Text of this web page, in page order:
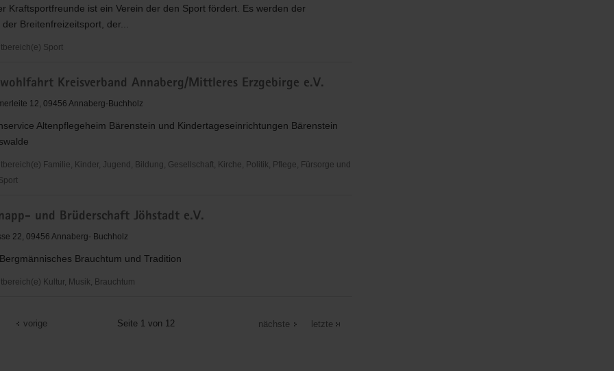
Kraftsportfreunde ist ein Verein der den Sport fördert. Es werden der
Breitenfreizeitsport, der...
Sport
Kreisverband Annaberg/Mittleres Erzgebirge e.V.
12, 09456 Annaberg-Buchholz
Altenpflegeheim Bärenstein und Kindertageseinrichtungen Bärenstein
Familie, Kinder, Jugend, Bildung, Gesellschaft, Kirche, Politik, Pflege, Fürsorge und
und Brüderschaft Jöhstadt e.V.
22, 09456 Annaberg- Buchholz
Brauchtum und Tradition
Kultur, Musik, Brauchtum
vorige Seite 1 von 12 nächste letzte